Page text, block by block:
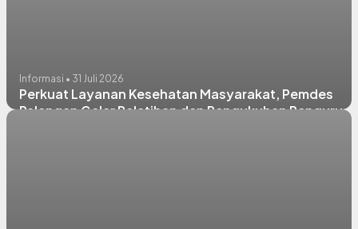
Informasi • 31 Juli 2026
Perkuat Layanan Kesehatan Masyarakat, Pemdes
Palangan Gelar Pelatihan dan Pengukuhan Pengurus